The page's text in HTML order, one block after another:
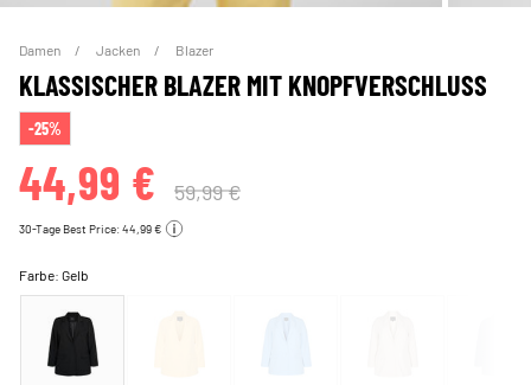
Damen Jacken Blazer
KLASSISCHER BLAZER MIT KNOPFVERSCHLUSS
-25%
44,99 € 59,99 €
30-Tage Best Price: 44,99 €
Farbe:Gelb